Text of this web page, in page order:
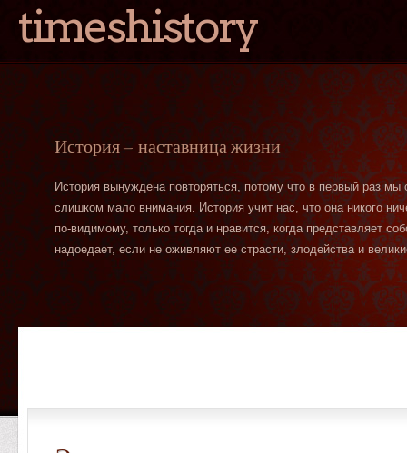
timeshistory
История — наставница жизни
История вынуждена повторяться, потому что в первый раз
слишком мало внимания. История учит нас, что она никого
по-видимому, только тогда и нравится, когда представляет
надоедает, если не оживляют ее страсти, злодейства и